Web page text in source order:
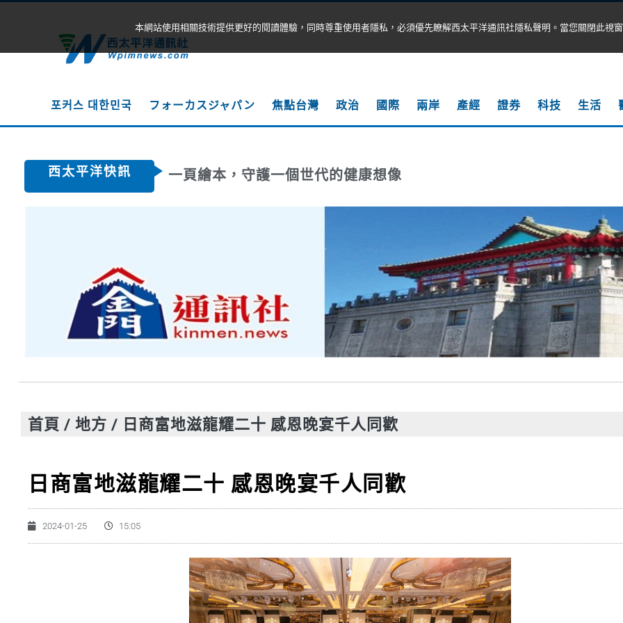
포커스 대한민국 フォーカスジャパン 焦點台灣 政治 國際 兩岸 產經 證券 科技 生活
西太平洋快訊 一頁繪本，守護一個世代的健康想像
首頁 / 地方 / 日商富地滋龍耀二十 感恩晚宴千人同歡
日商富地滋龍耀二十 感恩晚宴千人同歡
2024-01-25 15:05
本網站使用相關技術提供更好的閱讀體驗，同時尊重使用者隱私，必須優先瞭解西太平洋通訊社隱私聲明。當您關閉此視